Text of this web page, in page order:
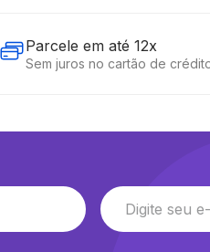
Parcele em até 12x
Sem juros no cartão de